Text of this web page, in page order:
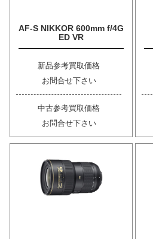
AF-S NIKKOR 600mm f/4G
ED VR
新品参考買取価格
お問合せ下さい
中古参考買取価格
お問合せ下さい